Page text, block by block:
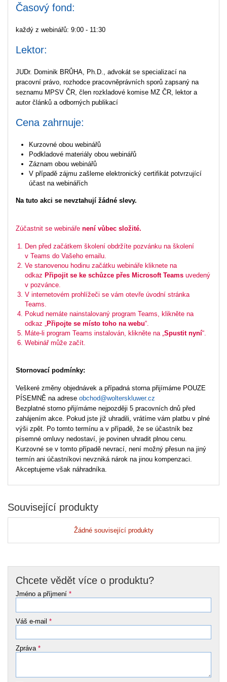
Časový fond:
každý z webinářů: 9:00 - 11:30
Lektor:
JUDr. Dominik BRŮHA, Ph.D., advokát se specializací na
pracovní právo, rozhodce pracovněprávních sporů zapsaný na
seznamu MPSV ČR, člen rozkladové komise MZ ČR, lektor a
autor článků a odborných publikací
Cena zahrnuje:
Kurzovné obou webinářů
Podkladové materiály obou webinářů
Záznam obou webinářů
V případě zájmu zašleme elektronický certifikát potvrzující
účast na webinářích
Na tuto akci se nevztahují žádné slevy.
Zúčastnit se webináře není vůbec složité.
Den před začátkem školení obdržíte pozvánku na školení
v Teams do Vašeho emailu.
Ve stanovenou hodinu začátku webináře kliknete na
odkaz Připojit se ke schůzce přes Microsoft Teams uvedený
v pozvánce.
V internetovém prohlížeči se vám otevře úvodní stránka
Teams.
Pokud nemáte nainstalovaný program Teams, klikněte na
odkaz „Připojte se místo toho na webu“.
Máte-li program Teams instalován, klikněte na „Spustit nyní“.
Webinář může začít.
Stornovací podmínky:
Veškeré změny objednávek a případná storna přijímáme POUZE
PÍSEMNĚ na adrese obchod@wolterskluwer.cz
Bezplatné storno přijímáme nejpozději 5 pracovních dnů před
zahájením akce. Pokud jste již uhradili, vrátíme vám platbu v plné
výši zpět. Po tomto termínu a v případě, že se účastník bez
písemné omluvy nedostaví, je povinen uhradit plnou cenu.
Kurzovné se v tomto případě nevrací, není možný přesun na jiný
termín ani účastníkovi nevzniká nárok na jinou kompenzaci.
Akceptujeme však náhradníka.
Související produkty
Žádné související produkty
Chcete vědět více o produktu?
Jméno a příjmení *
Váš e-mail *
Zpráva *